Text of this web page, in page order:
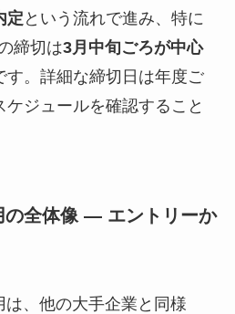
定 という流れで進み、特に
締切は3月中旬ごろが中心
す。詳細な締切日は年度ご
ケジュールを確認すること
の全体像 — エントリーか
、他の大手企業と同様